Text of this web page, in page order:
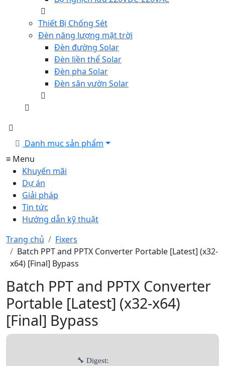
Thiết Bị Chống Sét
Đèn năng lượng mặt trời
Đèn đường Solar
Đèn liền thể Solar
Đèn pha Solar
Đèn sân vườn Solar
Danh mục sản phẩm
≡ Menu
Khuyến mãi
Dự án
Giải pháp
Tin tức
Hướng dẫn kỹ thuật
Trang chủ
Fixers
Batch PPT and PPTX Converter Portable [Latest] (x32-
x64) [Final] Bypass
Batch PPT and PPTX Converter
Portable [Latest] (x32-x64)
[Final] Bypass
🔧 Digest: